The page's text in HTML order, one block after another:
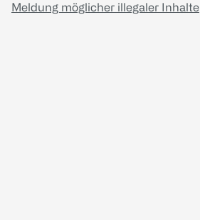
Meldung möglicher illegaler Inhalte